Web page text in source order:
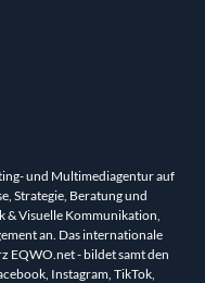
und Multimediagentur auf
Strategie, Beratung und
& Visuelle Kommunikation,
an. Das internationale
EQWO.net - bildet samt den
Instagram, TikTok,